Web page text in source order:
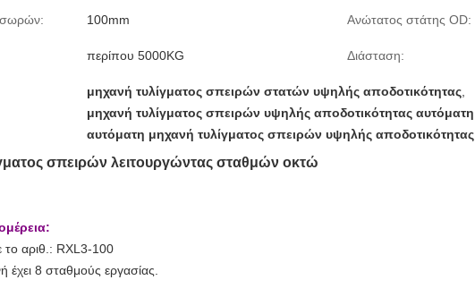
100mm Ανώτατος στάτης OD:
περίπου 5000KG Διάσταση:
μηχανή τυλίγματος σπειρών στατών υψηλής αποδοτικότητας
μηχανή τυλίγματος σπειρών υψηλής αποδοτικότητας αυτόματη
αυτόματη μηχανή τυλίγματος σπειρών υψηλής αποδοτικότητας
σπειρών λειτουργώντας σταθμών οκτώ
αριθ.: RXL3-100
έχει 8 σταθμούς εργασίας.